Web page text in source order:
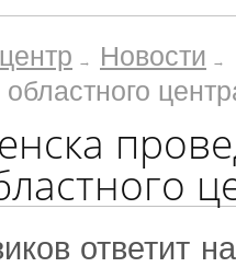
Новости
ответит